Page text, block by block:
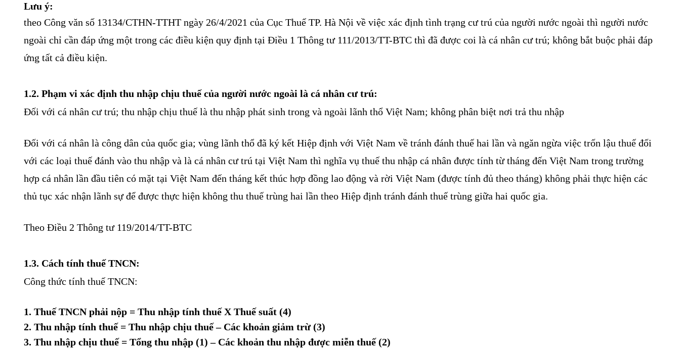
Lưu ý:
theo Công văn số 13134/CTHN-TTHT ngày 26/4/2021 của Cục Thuế TP. Hà Nội về việc xác định tình trạng cư trú của người nước ngoài thì người nước
ngoài chỉ cần đáp ứng một trong các điều kiện quy định tại Điều 1 Thông tư 111/2013/TT-BTC thì đã được coi là cá nhân cư trú; không bắt buộc phải đáp
ứng tất cả điều kiện.
1.2. Phạm vi xác định thu nhập chịu thuế của người nước ngoài là cá nhân cư trú:
Đối với cá nhân cư trú; thu nhập chịu thuế là thu nhập phát sinh trong và ngoài lãnh thổ Việt Nam; không phân biệt nơi trả thu nhập
Đối với cá nhân là công dân của quốc gia; vùng lãnh thổ đã ký kết Hiệp định với Việt Nam về tránh đánh thuế hai lần và ngăn ngừa việc trốn lậu thuế đối
với các loại thuế đánh vào thu nhập và là cá nhân cư trú tại Việt Nam thì nghĩa vụ thuế thu nhập cá nhân được tính từ tháng đến Việt Nam trong trường
hợp cá nhân lần đầu tiên có mặt tại Việt Nam đến tháng kết thúc hợp đồng lao động và rời Việt Nam (được tính đủ theo tháng) không phải thực hiện các
thủ tục xác nhận lãnh sự để được thực hiện không thu thuế trùng hai lần theo Hiệp định tránh đánh thuế trùng giữa hai quốc gia.
Theo Điều 2 Thông tư 119/2014/TT-BTC
1.3. Cách tính thuế TNCN:
Công thức tính thuế TNCN:
1. Thuế TNCN phải nộp = Thu nhập tính thuế X Thuế suất (4)
2. Thu nhập tính thuế = Thu nhập chịu thuế – Các khoản giảm trừ (3)
3. Thu nhập chịu thuế = Tổng thu nhập (1) – Các khoản thu nhập được miễn thuế (2)